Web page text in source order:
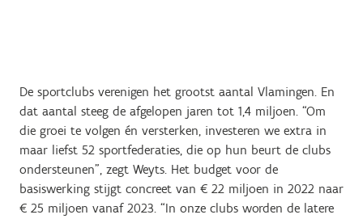
De sportclubs verenigen het grootst aantal Vlamingen. En
dat aantal steeg de afgelopen jaren tot 1,4 miljoen. “Om
die groei te volgen én versterken, investeren we extra in
maar liefst 52 sportfederaties, die op hun beurt de clubs
ondersteunen”, zegt Weyts. Het budget voor de
basiswerking stijgt concreet van € 22 miljoen in 2022 naar
€ 25 miljoen vanaf 2023. “In onze clubs worden de latere